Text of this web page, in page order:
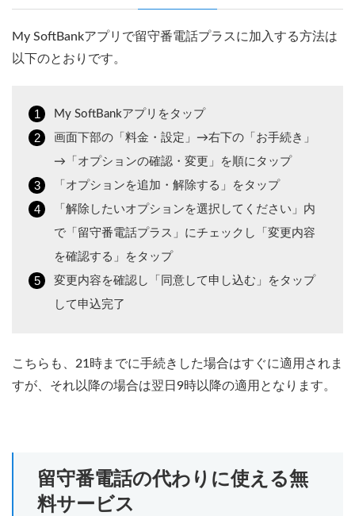
My SoftBankアプリで留守番電話プラスに加入する方法は
以下のとおりです。
My SoftBankアプリをタップ
画面下部の「料金・設定」→右下の「お手続き」
→「オプションの確認・変更」を順にタップ
「オプションを追加・解除する」をタップ
「解除したいオプションを選択してください」内
で「留守番電話プラス」にチェックし「変更内容
を確認する」をタップ
変更内容を確認し「同意して申し込む」をタップ
して申込完了
こちらも、21時までに手続きした場合はすぐに適用されま
すが、それ以降の場合は翌日9時以降の適用となります。
留守番電話の代わりに使える無
料サービス